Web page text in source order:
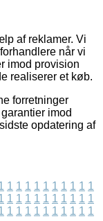
af reklamer. Vi
når vi
imod provision
realiserer et køb.
forretninger
imod
opdatering af
1 1 1 1 1 1 1 1 1 1
1 1 1 1 1 1 1 1 1 1
1 1 1 1 1 1 1 1 1 1